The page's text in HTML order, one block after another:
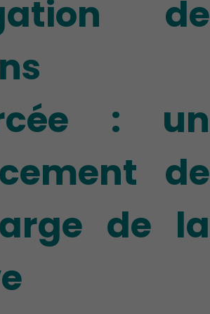
de
: un
de
de la